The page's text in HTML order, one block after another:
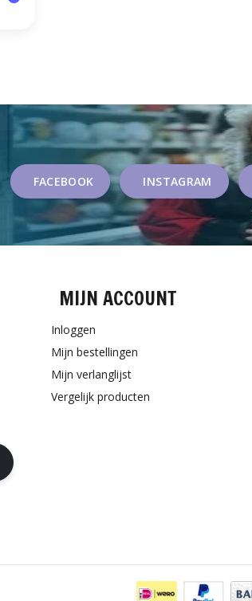
FACEBOOK INSTAGRAM
MIJN ACCOUNT
Inloggen
Mijn bestellingen
Mijn verlanglijst
Vergelijk producten